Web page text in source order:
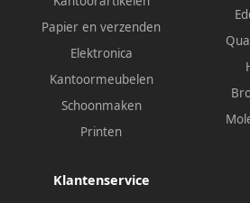
Papier en verzenden
Elektronica
Kantoormeubelen
Schoonmaken
Printen
Klantenservice